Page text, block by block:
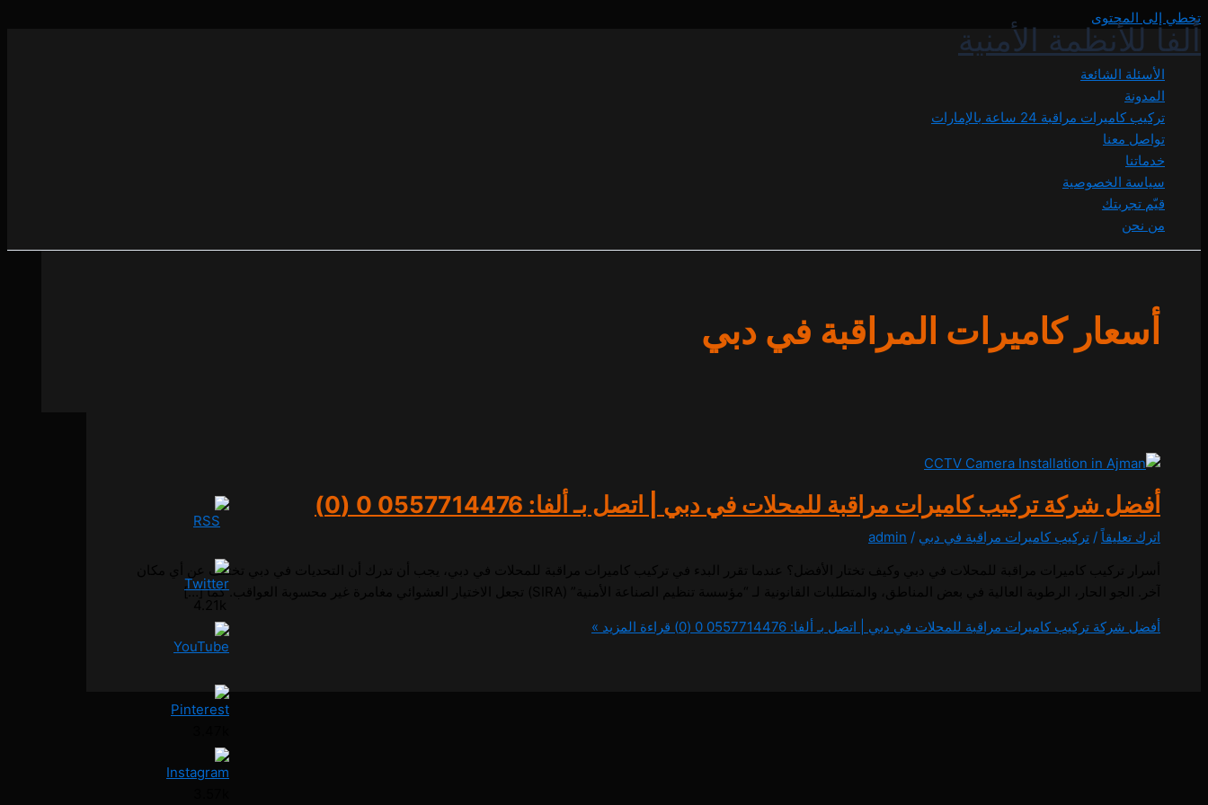
تخطي إلى المحتوى
ألفا للأنظمة الأمنية
الأسئلة الشائعة
المدونة
تركيب كاميرات مراقبة 24 ساعة بالإمارات
تواصل معنا
خدماتنا
سياسة الخصوصية
قيّم تجربتك
من نحن
أسعار كاميرات المراقبة في دبي
أفضل شركة تركيب كاميرات مراقبة للمحلات في دبي | اتصل بـ ألفا: 0557714476 0 (0)
اترك تعليقاً / تركيب كاميرات مراقبة في دبي /
admin
أسرار تركيب كاميرات مراقبة للمحلات في دبي وكيف تختار الأفضل؟ عندما تقرر البدء في تركيب كاميرات مراقبة للمحلات في دبي، يجب أن تدرك أن التحديات في دبي تختلف عن أي مكان
أفضل شركة تركيب كاميرات مراقبة للمحلات في دبي | اتصل بـ ألفا: 0557714476 0 (0) قراءة المزيد »